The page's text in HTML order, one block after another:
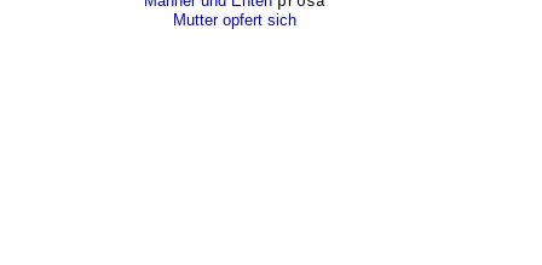
Mutter opfert sich